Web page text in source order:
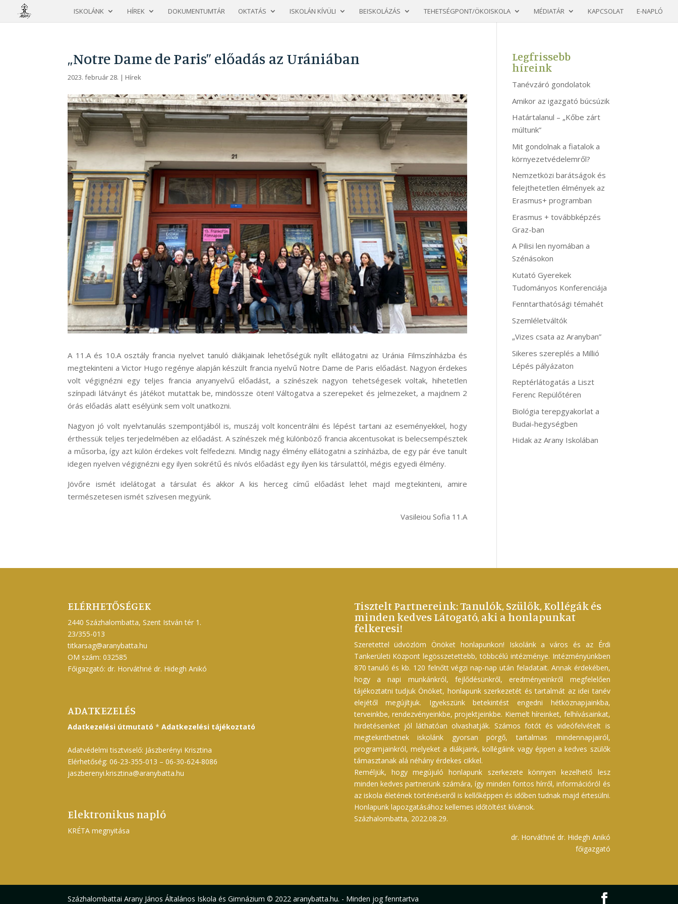
ISKOLÁNK HÍREK DOKUMENTUMTÁR OKTATÁS ISKOLÁN KÍVÜLI BEISKOLÁZÁS TEHETSÉGPONT/ÖKOISKOLA MÉDIATÁR KAPCSOLAT E-NAPLÓ
„Notre Dame de Paris” előadás az Urániában
2023. február 28. | Hírek
A 11.A és 10.A osztály francia nyelvet tanuló diákjainak lehetőségük nyílt ellátogatni az Uránia Filmszínházba és
megtekinteni a Victor Hugo regénye alapján készült francia nyelvű Notre Dame de Paris előadást. Nagyon érdekes
volt végignézni egy teljes francia anyanyelvű előadást, a színészek nagyon tehetségesek voltak, hihetetlen
színpadi látványt és játékot mutattak be, mindössze öten! Váltogatva a szerepeket és jelmezeket, a majdnem 2
órás előadás alatt esélyünk sem volt unatkozni.
Nagyon jó volt nyelvtanulás szempontjából is, muszáj volt koncentrálni és lépést tartani az eseményekkel, hogy
érthessük teljes terjedelmében az előadást. A színészek még különböző francia akcentusokat is belecsempésztek
a műsorba, így azt külön érdekes volt felfedezni. Mindig nagy élmény ellátogatni a színházba, de egy pár éve tanult
idegen nyelven végignézni egy ilyen sokrétű és nívós előadást egy ilyen kis társulattól, mégis egyedi élmény.
Jövőre ismét idelátogat a társulat és akkor A kis herceg című előadást lehet majd megtekinteni, amire
természetesen ismét szívesen megyünk.
Vasileiou Sofia 11.A
Legfrissebb
híreink
Tanévzáró gondolatok
Amikor az igazgató búcsúzik
Határtalanul – „Kőbe zárt
múltunk”
Mit gondolnak a fiatalok a
környezetvédelemről?
Nemzetközi barátságok és
felejthetetlen élmények az
Erasmus+ programban
Erasmus + továbbképzés
Graz-ban
A Pilisi len nyomában a
Szénásokon
Kutató Gyerekek
Tudományos Konferenciája
Fenntarthatósági témahét
Szemléletváltók
„Vizes csata az Aranyban”
Sikeres szereplés a Millió
Lépés pályázaton
Reptérlátogatás a Liszt
Ferenc Repülőtéren
Biológia terepgyakorlat a
Budai-hegységben
Hidak az Arany Iskolában
ELÉRHETŐSÉGEK
2440 Százhalombatta, Szent István tér 1.
23/355-013
titkarsag@aranybatta.hu
OM szám: 032585
Főigazgató: dr. Horváthné dr. Hidegh Anikó
ADATKEZELÉS
Adatkezelési útmutató *Adatkezelési tájékoztató
Adatvédelmi tisztviselő: Jászberényi Krisztina
Elérhetőség: 06-23-355-013 – 06-30-624-8086
jaszberenyi.krisztina@aranybatta.hu
Elektronikus napló
KRÉTA megnyitása
Tisztelt Partnereink: Tanulók, Szülők, Kollégák és
minden kedves Látogató, aki a honlapunkat
felkeresi!
Szeretettel üdvözlöm Önöket honlapunkon! Iskolánk a város és az Érdi
Tankerületi Központ legösszetettebb, többcélú intézménye. Intézményünkben
870 tanuló és kb. 120 felnőtt végzi nap-nap után feladatait. Annak érdekében,
hogy a napi munkánkról, fejlődésünkről, eredményeinkről megfelelően
tájékoztatni tudjuk Önöket, honlapunk szerkezetét és tartalmát az idei tanév
elejétől megújítjuk. Igyekszünk betekintést engedni hétköznapjainkba,
terveinkbe, rendezvényeinkbe, projektjeinkbe. Kiemelt híreinket, felhívásainkat,
hirdetéseinket jól láthatóan olvashatják. Számos fotót és videófelvételt is
megtekinthetnek iskolánk gyorsan pörgő, tartalmas mindennapjairól,
programjainkról, melyeket a diákjaink, kollégáink vagy éppen a kedves szülők
támasztanak alá néhány érdekes cikkel.
Reméljük, hogy megújuló honlapunk szerkezete könnyen kezelhető lesz
minden kedves partnerünk számára, így minden fontos hírről, információról és
az iskola életének történéseiről is kellőképpen és időben tudnak majd értesülni.
Honlapunk lapozgatásához kellemes időtöltést kívánok.
Százhalombatta, 2022.08.29.
dr. Horváthné dr. Hidegh Anikó
főigazgató
Százhalombattai Arany János Általános Iskola és Gimnázium © 2022 aranybatta.hu. - Minden jog fenntartva